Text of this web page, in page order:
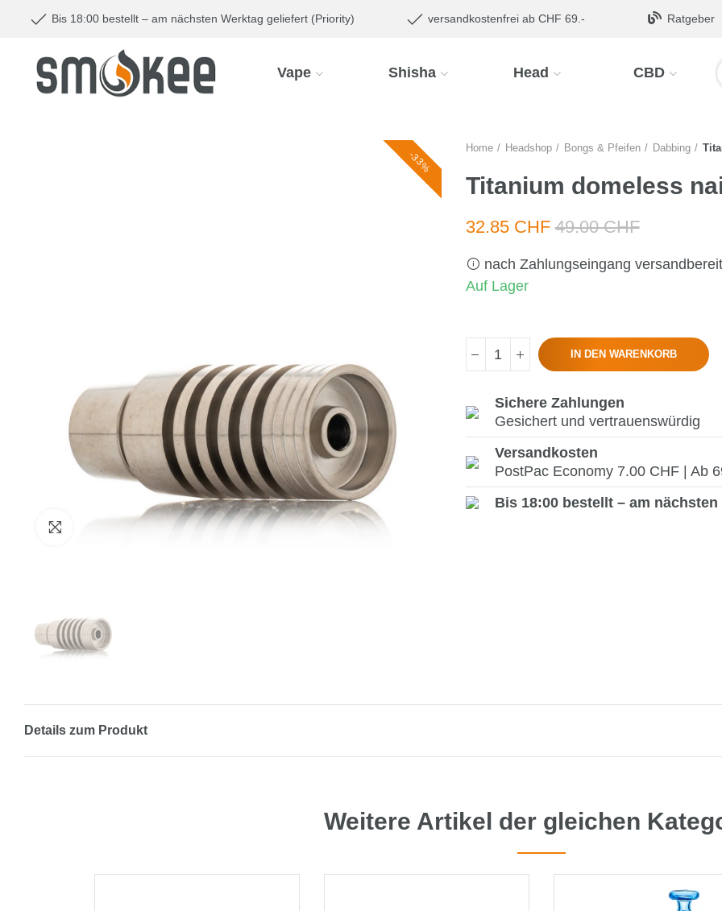
Bis 18:00 bestellt – am nächsten Werktag geliefert (Priority) versandkostenfrei ab CHF 69.- Ratgeber
Vape Shisha Head CBD
-33%
Zum Vergrössern anklicken
Home Headshop Bongs & Pfeifen Dabbing
Titanium domeless
32.85 CHF49.00 CHF
nach Zahlungseingang versandbereit
Auf Lager
IN DEN WARENKORB
Sichere Zahlungen
Gesichert und vertrauenswürdig
Versandkosten
PostPac Economy 7.00 CHF | Ab
Bis 18:00 bestellt – am
Details zum Produkt
Weitere Artikel der gleichen